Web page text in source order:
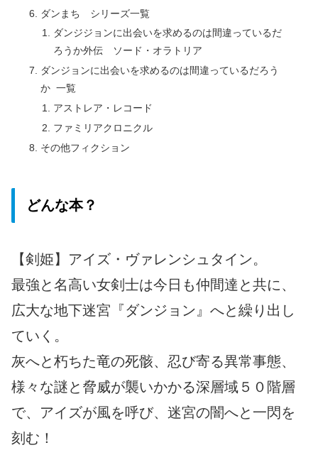
ダンまち シリーズ一覧
ダンジジョンに出会いを求めるのは間違っているだ
ろうか外伝 ソード・オラトリア
ダンジョンに出会いを求めるのは間違っているだろう
か 一覧
アストレア・レコード
ファミリアクロニクル
その他フィクション
どんな本？
【剣姫】アイズ・ヴァレンシュタイン。
最強と名高い女剣士は今日も仲間達と共に、
広大な地下迷宮『ダンジョン』へと繰り出し
ていく。
灰へと朽ちた竜の死骸、忍び寄る異常事態、
様々な謎と脅威が襲いかかる深層域５０階層
で、アイズが風を呼び、迷宮の闇へと一閃を
刻む！